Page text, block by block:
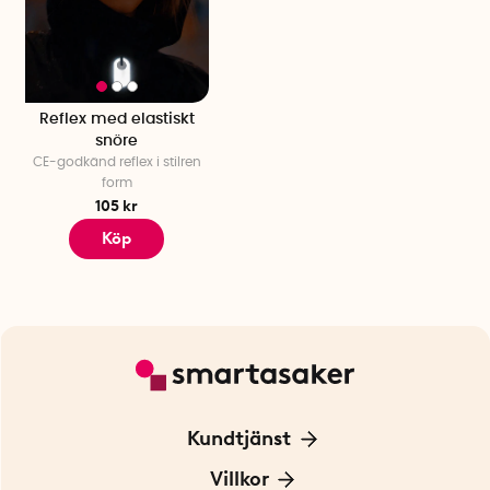
Reflex med elastiskt
snöre
CE-godkänd reflex i stilren
form
105 kr
Köp
Kundtjänst
Kontakta oss
Villkor